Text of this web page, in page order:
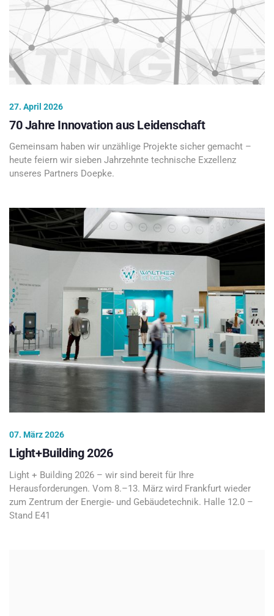
27. April 2026
70 Jahre Innovation aus Leidenschaft
Gemeinsam haben wir unzählige Projekte sicher gemacht –
heute feiern wir sieben Jahrzehnte technische Exzellenz
unseres Partners Doepke.
07. März 2026
Light+Building 2026
Light + Building 2026 – wir sind bereit für Ihre
Herausforderungen. Vom 8.–13. März wird Frankfurt wieder
zum Zentrum der Energie- und Gebäudetechnik. Halle 12.0 –
Stand E41